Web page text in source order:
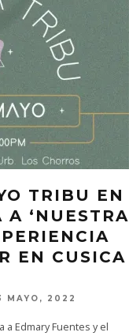
TRIBU EN
‘NUESTRA
EN CUSICA
MAYO, 2022
a Edmary Fuentes y el